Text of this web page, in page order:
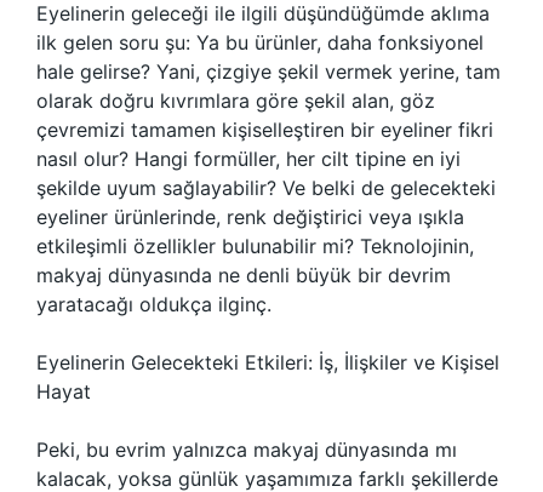
Eyelinerin geleceği ile ilgili düşündüğümde aklıma
ilk gelen soru şu: Ya bu ürünler, daha fonksiyonel
hale gelirse? Yani, çizgiye şekil vermek yerine, tam
olarak doğru kıvrımlara göre şekil alan, göz
çevremizi tamamen kişiselleştiren bir eyeliner fikri
nasıl olur? Hangi formüller, her cilt tipine en iyi
şekilde uyum sağlayabilir? Ve belki de gelecekteki
eyeliner ürünlerinde, renk değiştirici veya ışıkla
etkileşimli özellikler bulunabilir mi? Teknolojinin,
makyaj dünyasında ne denli büyük bir devrim
yaratacağı oldukça ilginç.
Eyelinerin Gelecekteki Etkileri: İş, İlişkiler ve Kişisel
Hayat
Peki, bu evrim yalnızca makyaj dünyasında mı
kalacak, yoksa günlük yaşamımıza farklı şekillerde